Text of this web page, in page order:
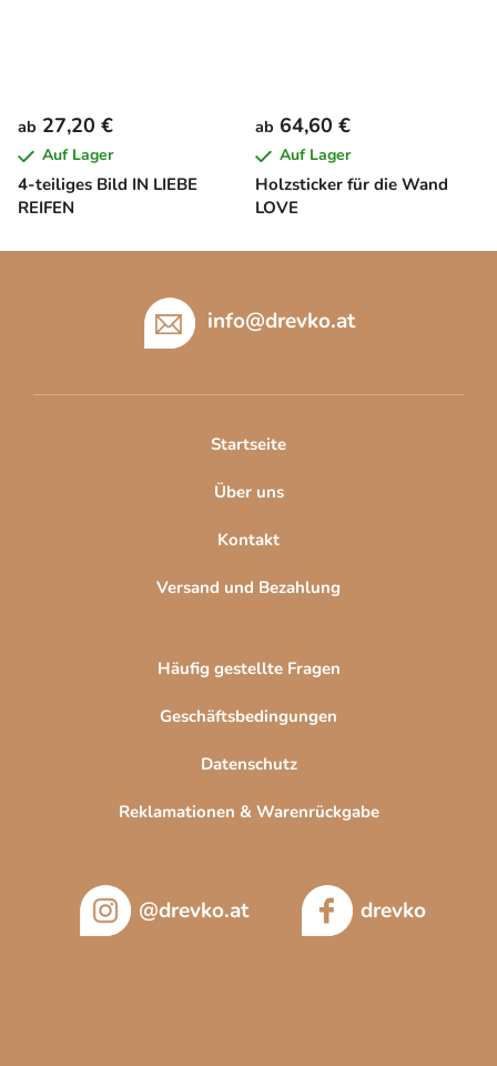
4-teiliges Bild IN LIEBE
REIFEN
ab 27,20 €
Auf Lager
Holzsticker für die Wand
LOVE
ab 64,60 €
Auf Lager
info@drevko.at
Startseite
Über uns
Kontakt
Versand und Bezahlung
Häufig gestellte Fragen
Geschäftsbedingungen
Datenschutz
Reklamationen & Warenrückgabe
@drevko.at drevko